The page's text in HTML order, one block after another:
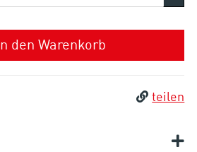
In den Warenkorb
teilen